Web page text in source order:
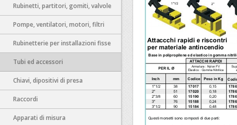
Rubinetti, partitori, gomiti, valvole
Pompe, ventilatori, motori, filtri
Rubinetterie per installazioni fisse
Tubi ed accessori
Chiavi, dipositivi di presa
Raccordi
Apparati di misura